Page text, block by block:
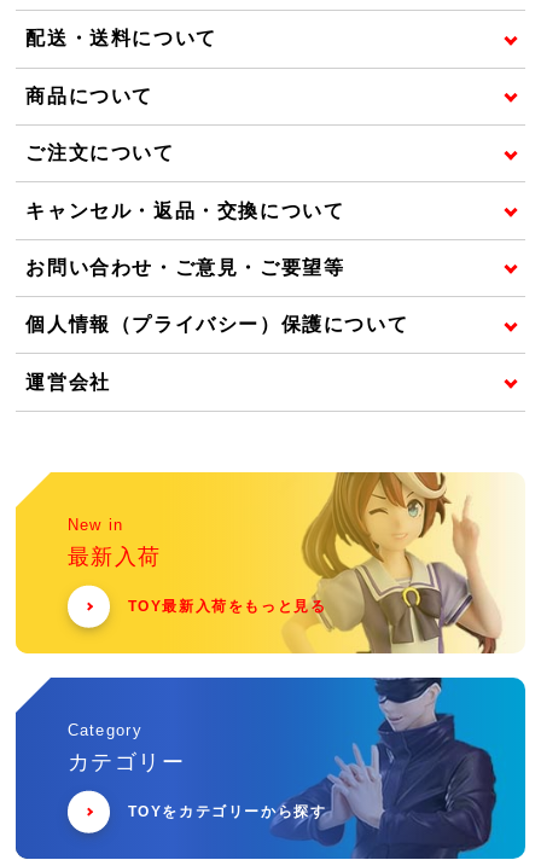
配送・送料について
商品について
ご注文について
キャンセル・返品・交換について
お問い合わせ・ご意見・ご要望等
個人情報（プライバシー）保護について
運営会社
New in
最新入荷
TOY最新入荷をもっと見る
Category
カテゴリー
TOYをカテゴリーから探す